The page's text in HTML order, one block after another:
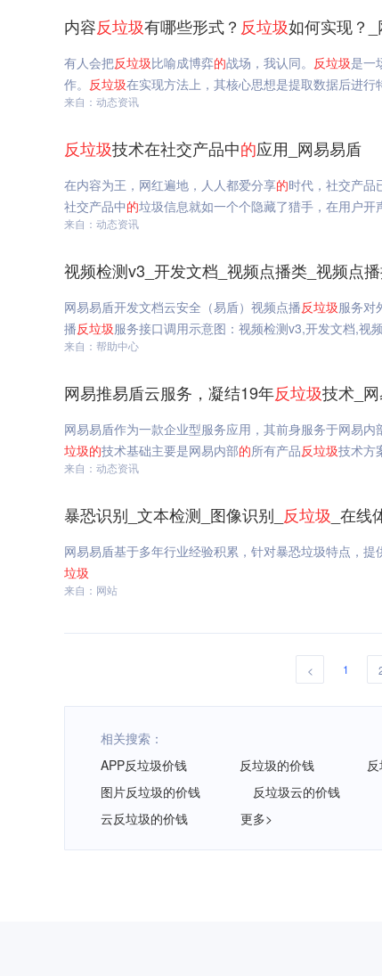
内容反垃圾有哪些形式？ 反垃圾如何实现？
有人会把反垃圾比喻成博弈的战场，我认同。 反垃圾是一
作。 反垃圾在实现方法上，其核心思想是提取数据后进行
来自：动态资讯
反垃圾技术在社交产品中的应用_网易易盾
在内容为王，网红遍地，人人都爱分享的时代，社交产品
社交产品中的垃圾信息就如一个个隐藏了猎手，在用户开
来自：动态资讯
视频检测v3_开发文档_视频点播类_视频点
网易易盾开发文档云安全（易盾）视频点播反垃圾服务对
播反垃圾服务接口调用示意图：视频检测v3,开发文档,视
来自：帮助中心
网易推易盾云服务，凝结19年反垃圾技术_
网易易盾作为一款企业型服务应用，其前身服务于网易内
垃圾的技术基础主要是网易内部的所有产品反垃圾技术方
来自：动态资讯
暴恐识别_文本检测_图像识别_ 反垃圾 _在
网易易盾基于多年行业经验积累，针对暴恐垃圾特点，提
垃圾
来自：网站
< 1
相关搜索：
APP反垃圾价钱
反垃圾的价钱
图片反垃圾的价钱
反垃圾云的价钱
云反垃圾的价钱
更多>